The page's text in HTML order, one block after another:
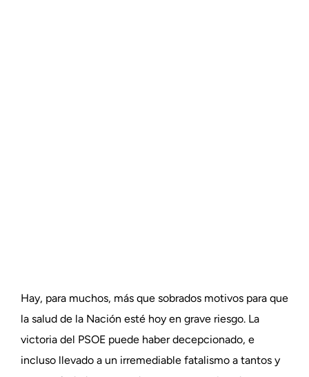
Hay, para muchos, más que sobrados motivos para que
la salud de la Nación esté hoy en grave riesgo. La
victoria del PSOE puede haber decepcionado, e
incluso llevado a un irremediable fatalismo a tantos y